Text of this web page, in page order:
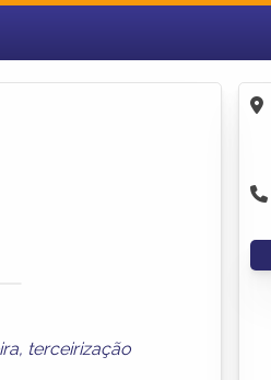
, terceirização